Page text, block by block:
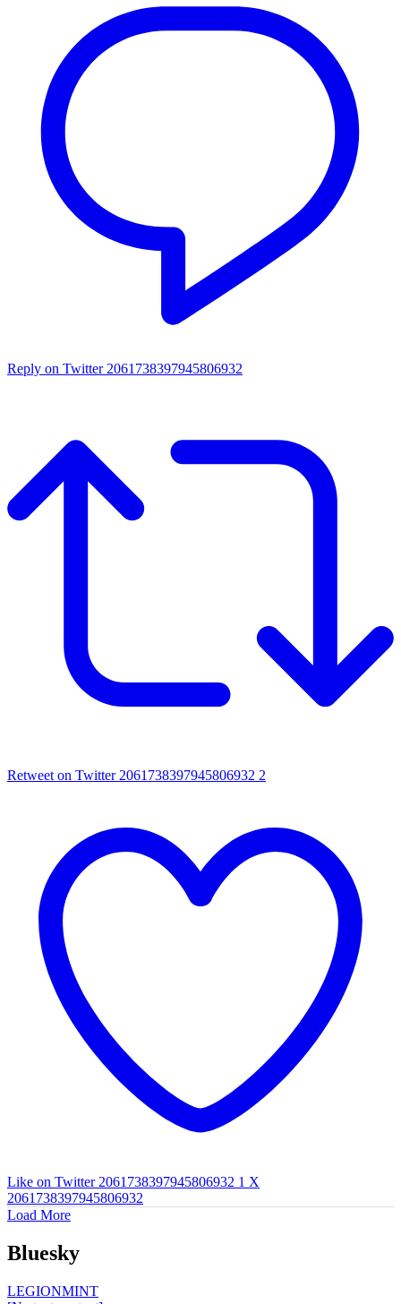
Reply on Twitter 2061738397945806932
Retweet on Twitter 2061738397945806932 2
Like on Twitter 2061738397945806932 1 X
2061738397945806932
Load More
Bluesky
LEGIONMINT